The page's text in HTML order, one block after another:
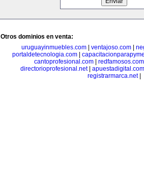
Otros dominios en venta:
uruguayinmuebles.com| ventajoso.com|
portaldetecnologia.com|
cantoprofesional.com
redfamosos.com
directorioprofesional.net| apuestadigital.com
registrarmarca.net|